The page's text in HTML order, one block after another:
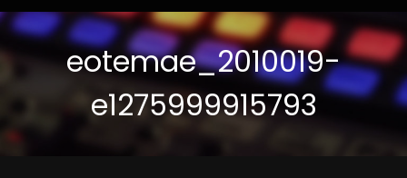
eotemae_2010019-
e1275999915793